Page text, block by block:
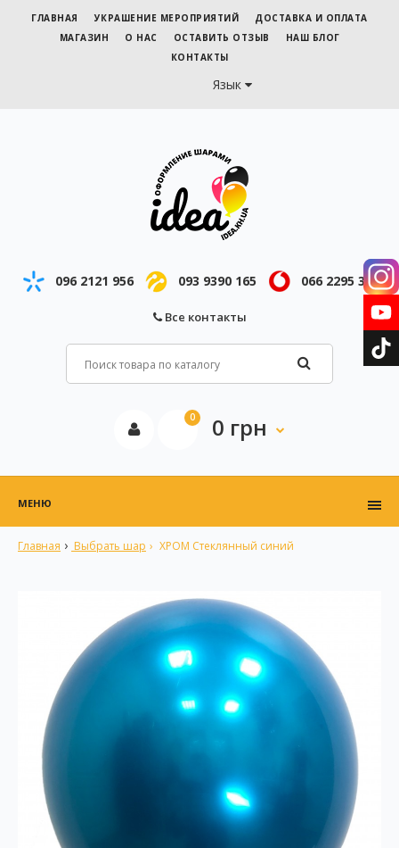
ГЛАВНАЯ УКРАШЕНИЕ МЕРОПРИЯТИЙ
ДОСТАВКА И ОПЛАТА
МАГАЗИН
О НАС ОСТАВИТЬ ОТЗЫВ
НАШ БЛОГ
КОНТАКТЫ
Язык
096 2121 956 093 9390 165 066 2295 343
Все контакты
0 0 грн
МЕНЮ
Главная Выбрать шар ХРОМ Стеклянный синий